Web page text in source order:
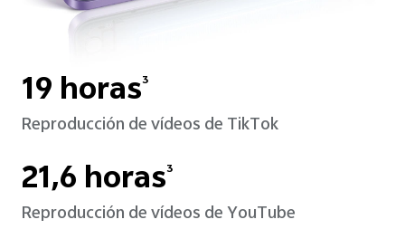
19 horas3
Reproducción de vídeos de TikTok
21,6 horas3
Reproducción de vídeos de YouTube